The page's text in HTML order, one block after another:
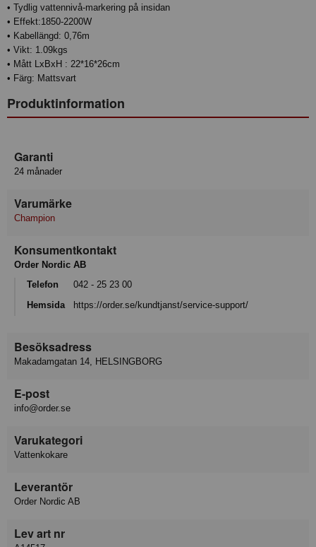
• Tydlig vattennivå-markering på insidan
• Effekt:1850-2200W
• Kabellängd: 0,76m
• Vikt: 1.09kgs
• Mått LxBxH : 22*16*26cm
• Färg: Mattsvart
Produktinformation
Garanti
24 månader
Varumärke
Champion
Konsumentkontakt
Order Nordic AB
Telefon
042 - 25 23 00
Hemsida
https://order.se/kundtjanst/service-support/
Besöksadress
Makadamgatan 14, HELSINGBORG
E-post
info@order.se
Varukategori
Vattenkokare
Leverantör
Order Nordic AB
Lev art nr